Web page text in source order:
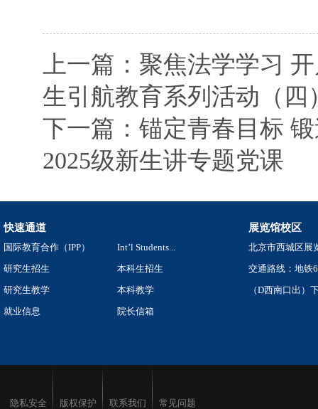
上一篇：聚焦法学学习
生引航教育系列活动（四
下一篇：锚定青春目标
2025级新生讲专题党课
快速通道
国际教育合作（IPP）
Int’l Students...
研究生招生
本科生招生
研究生教学
本科教学
就业信息
院长信箱
展览馆校区
北京市西城区展
交通路线：地铁
（D西南口出）
隐私安全 版权保护 联系我们 常见问题